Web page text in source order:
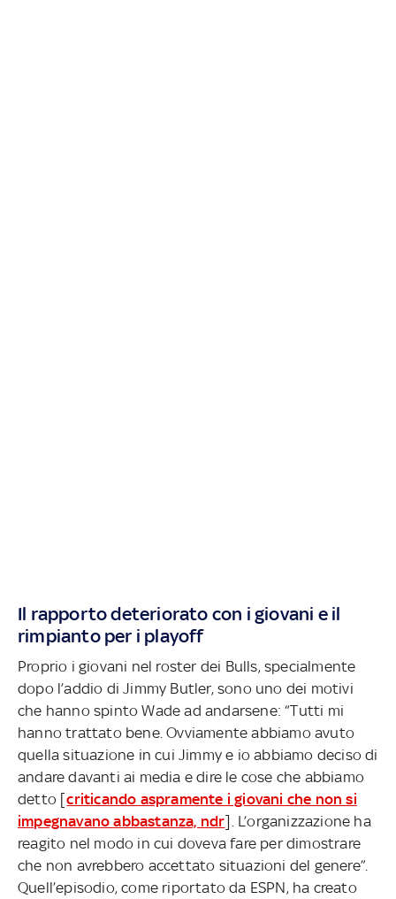
Il rapporto deteriorato con i giovani e il
rimpianto per i playoff
Proprio i giovani nel roster dei Bulls, specialmente
dopo l’addio di Jimmy Butler, sono uno dei motivi
che hanno spinto Wade ad andarsene: “Tutti mi
hanno trattato bene. Ovviamente abbiamo avuto
quella situazione in cui Jimmy e io abbiamo deciso di
andare davanti ai media e dire le cose che abbiamo
detto [criticando aspramente i giovani che non si
impegnavano abbastanza, ndr]. L’organizzazione ha
reagito nel modo in cui doveva fare per dimostrare
che non avrebbero accettato situazioni del genere”.
Quell’episodio, come riportato da ESPN, ha creato